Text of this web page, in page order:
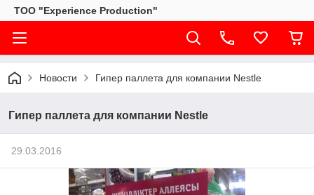
ТОО "Experience Production"
Новости Гипер паллета для компании Nestle
Гипер паллета для компании Nestle
29.03.2016